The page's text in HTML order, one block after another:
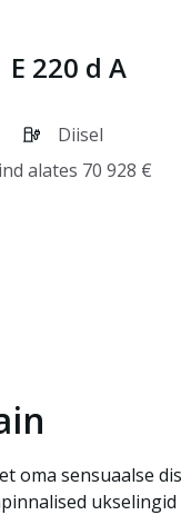
E 220 d A
Diisel
alates 70 928 €
oma